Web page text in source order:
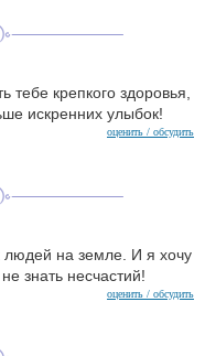
тебе крепкого здоровья,
искренних улыбок!
оценить / обсудить
людей на земле. И я хочу
знать несчастий!
оценить / обсудить